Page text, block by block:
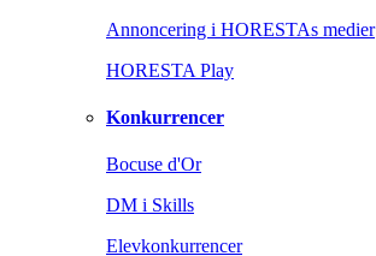
Annoncering i HORESTAs medier
HORESTA Play
Konkurrencer
Bocuse d'Or
DM i Skills
Elevkonkurrencer